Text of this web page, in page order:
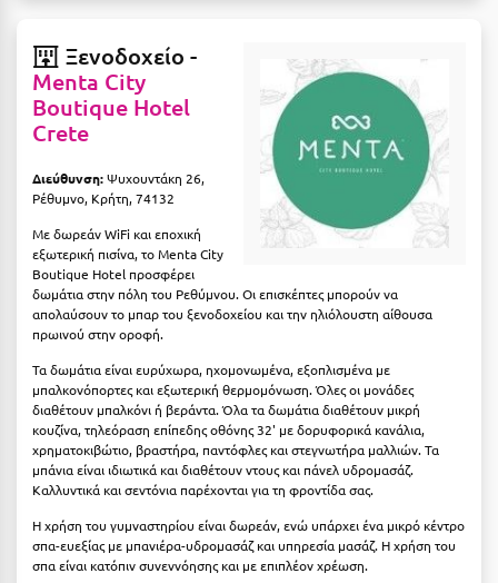
Κασσάνδρα
Καστοριά
Κέα - Τζιά
Κερατέα
Κέρκυρα
Κεφαλονιά
Κοζάνη
Κοκκώνι Κορινθίας
Κομοτηνή
Κόνιτσα
Κόρινθος
Κορώνη
Ξενοδοχείο -
Menta City
Boutique Hotel
Crete
Διεύθυνση:Ψυχουντάκη 26,
Ρέθυμνο, Κρήτη, 74132
Με δωρεάν WiFi και εποχική
εξωτερική πισίνα, το Menta City
Boutique Hotel προσφέρει
δωμάτια στην πόλη του Ρεθύμνου. Οι επισκέπτες μπορούν να
απολαύσουν το μπαρ του ξενοδοχείου και την ηλιόλουστη αίθουσα
πρωινού στην οροφή.
Τα δωμάτια είναι ευρύχωρα, ηχομονωμένα, εξοπλισμένα με
μπαλκονόπορτες και εξωτερική θερμομόνωση. Όλες οι μονάδες
διαθέτουν μπαλκόνι ή βεράντα. Όλα τα δωμάτια διαθέτουν μικρή
κουζίνα, τηλεόραση επίπεδης οθόνης 32' με δορυφορικά κανάλια,
χρηματοκιβώτιο, βραστήρα, παντόφλες και στεγνωτήρα μαλλιών. Τα
μπάνια είναι ιδιωτικά και διαθέτουν ντους και πάνελ υδρομασάζ.
Καλλυντικά και σεντόνια παρέχονται για τη φροντίδα σας.
Η χρήση του γυμναστηρίου είναι δωρεάν, ενώ υπάρχει ένα μικρό κέντρο
σπα-ευεξίας με μπανιέρα-υδρομασάζ και υπηρεσία μασάζ. Η χρήση του
σπα είναι κατόπιν συνεννόησης και με επιπλέον χρέωση.